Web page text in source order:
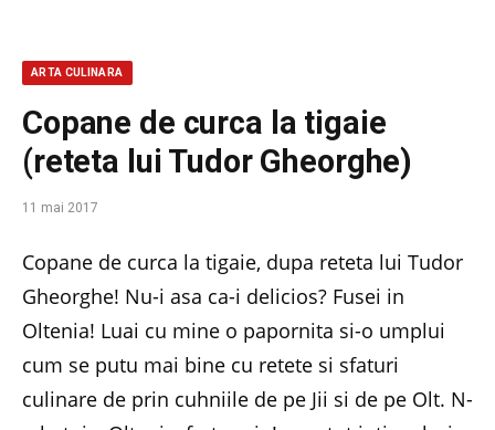
ARTA CULINARA
Copane de curca la tigaie
(reteta lui Tudor Gheorghe)
11 mai 2017
Copane de curca la tigaie, dupa reteta lui Tudor
Gheorghe! Nu-i asa ca-i delicios? Fusei in
Oltenia! Luai cu mine o papornita si-o umplui
cum se putu mai bine cu retete si sfaturi
culinare de prin cuhniile de pe Jii si de pe Olt. N-